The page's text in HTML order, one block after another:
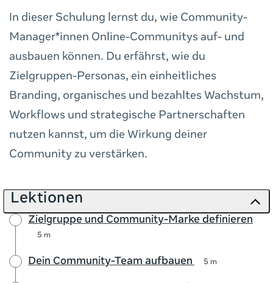
In dieser Schulung lernst du, wie Community-
Manager*innen Online-Communitys auf- und
ausbauen können. Du erfährst, wie du
Zielgruppen-Personas, ein einheitliches
Branding, organisches und bezahltes Wachstum,
Workflows und strategische Partnerschaften
nutzen kannst, um die Wirkung deiner
Community zu verstärken.
Lektionen
Zielgruppe und Community-Marke definieren
5 m
Dein Community-Team aufbauen 5 m